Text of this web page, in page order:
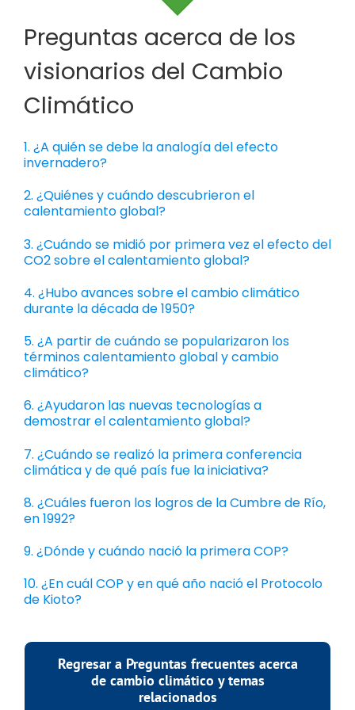
Preguntas acerca de los
visionarios del Cambio
Climático
1. ¿A quién se debe la analogía del efecto
invernadero?
2. ¿Quiénes y cuándo descubrieron el
calentamiento global?
3. ¿Cuándo se midió por primera vez el efecto del
CO2 sobre el calentamiento global?
4. ¿Hubo avances sobre el cambio climático
durante la década de 1950?
5. ¿A partir de cuándo se popularizaron los
términos calentamiento global y cambio
climático?
6. ¿Ayudaron las nuevas tecnologías a
demostrar el calentamiento global?
7. ¿Cuándo se realizó la primera conferencia
climática y de qué país fue la iniciativa?
8. ¿Cuáles fueron los logros de la Cumbre de Río,
en 1992?
9. ¿Dónde y cuándo nació la primera COP?
10. ¿En cuál COP y en qué año nació el Protocolo
de Kioto?
Regresar a Preguntas frecuentes acerca
de cambio climático y temas
relacionados